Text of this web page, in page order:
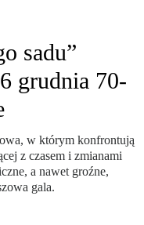
sadu”
grudnia 70-
w którym konfrontują
z czasem i zmianami
a nawet groźne,
gala.